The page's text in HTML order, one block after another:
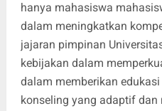
hanya mahasiswa
dalam meningkatkan
jajaran pimpinan
kebijakan dalam
dalam memberikan
konseling yang adaptif dan